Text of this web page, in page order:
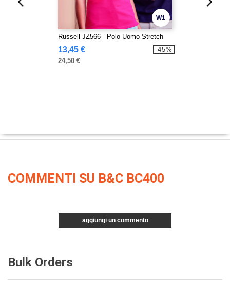
W1
Russell JZ566 - Polo Uomo Stretch
13,45 €
24,50 €
-45%
COMMENTI SU B&C BC400
aggiungi un commento
Bulk Orders